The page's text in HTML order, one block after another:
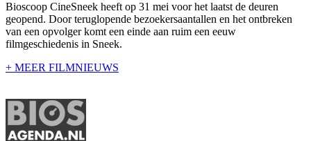
Bioscoop CineSneek heeft op 31 mei voor het laatst de deuren
geopend. Door teruglopende bezoekersaantallen en het ontbreken
van een opvolger komt een einde aan ruim een eeuw
filmgeschiedenis in Sneek.
+ MEER FILMNIEUWS